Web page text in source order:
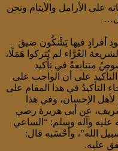
على الأرامل والأيتام ونحن
أفرادٍ فيها يَشْكُون ضيقَ
الغَرَّاء لم يُتركوا هَمَلًا،
متتابعةً في تأكيد
على أن الواجب على
التأكيدُ في هذا المقام على
الإحسان، وفي هذا
عن أبي هريرة رضي
عليه وآله وسلم: “الساعي
الله”، وأَحْسَبه قال:
عليه.